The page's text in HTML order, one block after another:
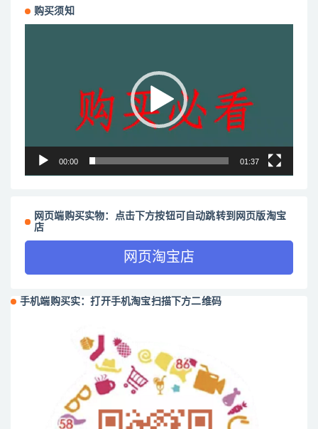
购买须知
00:00 01:37
网页端购买实物：点击下方按钮可自动跳转到网页版淘宝
店
网页淘宝店
手机端购买实：打开手机淘宝扫描下方二维码